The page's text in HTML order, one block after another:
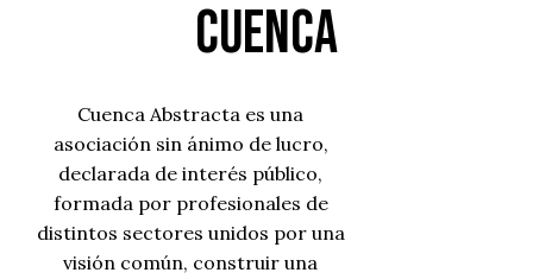
Cuenca
Cuenca Abstracta es una
asociación sin ánimo de lucro,
declarada de interés público,
formada por profesionales de
distintos sectores unidos por una
visión común, construir una